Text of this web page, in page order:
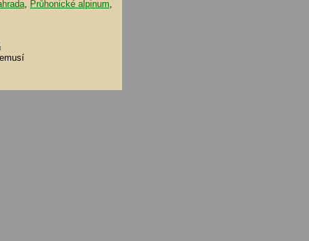
Průhonické alpinum